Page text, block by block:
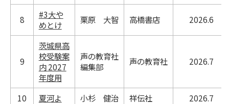
8
#3大や
めとけ
栗原 大智 高橋書店 2026.6
9
茨城県高
校受験案
内 2027
年度用
声の教育社
編集部
声の教育社 2026.7
10 夏河よ 小杉 健治 祥伝社 2026.7